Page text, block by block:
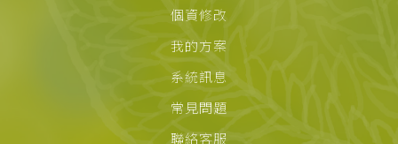
個資修改
我的方案
系統訊息
常見問題
聯絡客服